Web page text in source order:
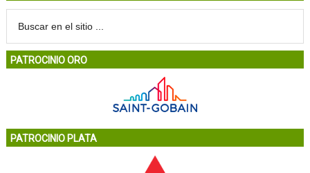
PATROCINIO ORO
PATROCINIO PLATA